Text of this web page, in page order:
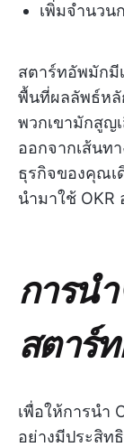
เพิ่มจำนวน
สตาร์ทอัพมักมี
พื้นที่ผลลัพธ์หลั
พวกเขามักสูญ
ออกจากเส้นท
ธุรกิจของคุณเ
นำมาใช้ OKR
การน
สตาร์
เพื่อให้การนำ
อย่างมีประสิท